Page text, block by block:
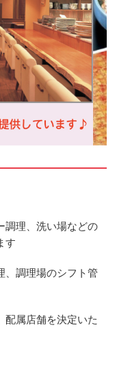
調理、洗い場などの
す
、調理場のシフト管
配属店舗を決定いた